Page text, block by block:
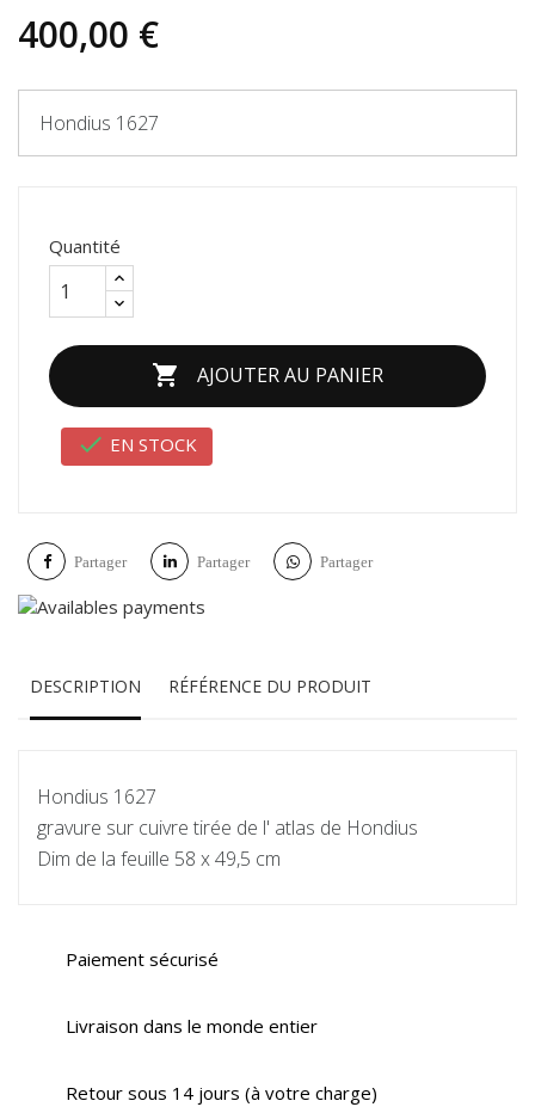
400,00 €
Hondius 1627
Quantité
 AJOUTER AU PANIER
 EN STOCK
Partager Partager Partager
DESCRIPTION RÉFÉRENCE DU PRODUIT
Hondius 1627
gravure sur cuivre tirée de l' atlas de Hondius
Dim de la feuille 58 x 49,5 cm
Paiement sécurisé
Livraison dans le monde entier
Retour sous 14 jours (à votre charge)